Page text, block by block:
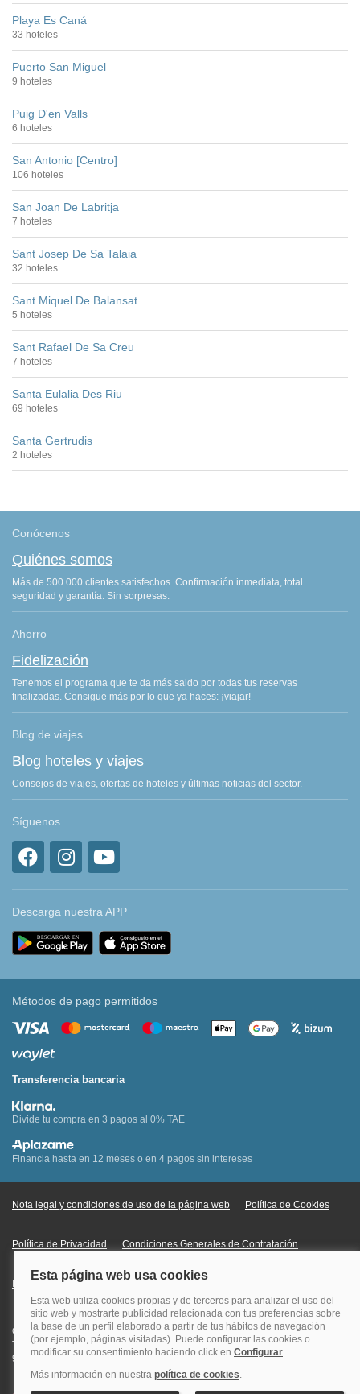
Playa Es Caná
33 hoteles
Puerto San Miguel
9 hoteles
Puig D'en Valls
6 hoteles
San Antonio [Centro]
106 hoteles
San Joan De Labritja
7 hoteles
Sant Josep De Sa Talaia
32 hoteles
Sant Miquel De Balansat
5 hoteles
Sant Rafael De Sa Creu
7 hoteles
Santa Eulalia Des Riu
69 hoteles
Santa Gertrudis
2 hoteles
Conócenos
Quiénes somos
Más de 500.000 clientes satisfechos. Confirmación inmediata, total
seguridad y garantía. Sin sorpresas.
Ahorro
Fidelización
Tenemos el programa que te da más saldo por todas tus reservas
finalizadas. Consigue más por lo que ya haces: ¡viajar!
Blog de viajes
Blog hoteles y viajes
Consejos de viajes, ofertas de hoteles y últimas noticias del sector.
Síguenos
Descarga nuestra APP
Métodos de pago permitidos
Transferencia bancaria
Divide tu compra en 3 pagos al 0% TAE
Financia hasta en 12 meses o en 4 pagos sin intereses
Nota legal y condiciones de uso de la página web Política de Cookies
Política de Privacidad Condiciones Generales de Contratación
Información Legal sobre Mercados en Línea
Quehoteles.com - Especialistas en hoteles © Copyright Veturis Travel S.A.
Todos los derechos reservados. Autorización nº I-AV0000879.4 Tel: +34
915759999